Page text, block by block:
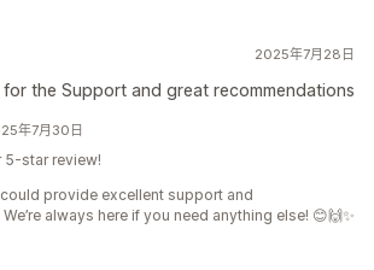
2025年7月28日
the Support and great recommendations
年7月30日
5-star review!
could provide excellent support and
always here if you need anything else! 😊🙌✨